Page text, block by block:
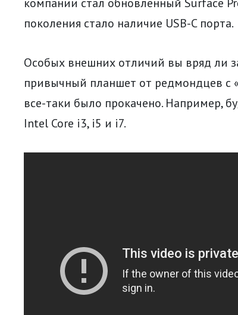
поколения стало наличие USB-C порта.
Особых внешних отличий вы вряд ли
привычный планшет от редмондцев с
все-таки было прокачено. Например,
Intel Core i3, i5 и i7.